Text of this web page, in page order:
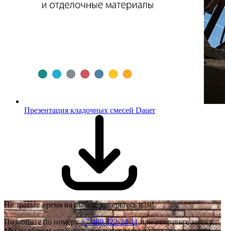
Презентация кладочных смесей Dauer
Не тратьте время на выбор, доверьтесь нам!
Позвоните по номеру+7 499 322-24-11или отправьте заявку.